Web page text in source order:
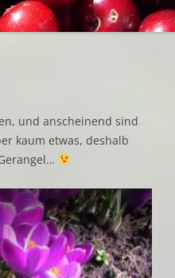
BEZUGSQUELLEN
URBAN GARDENING
und anscheinend sind
kaum etwas, deshalb